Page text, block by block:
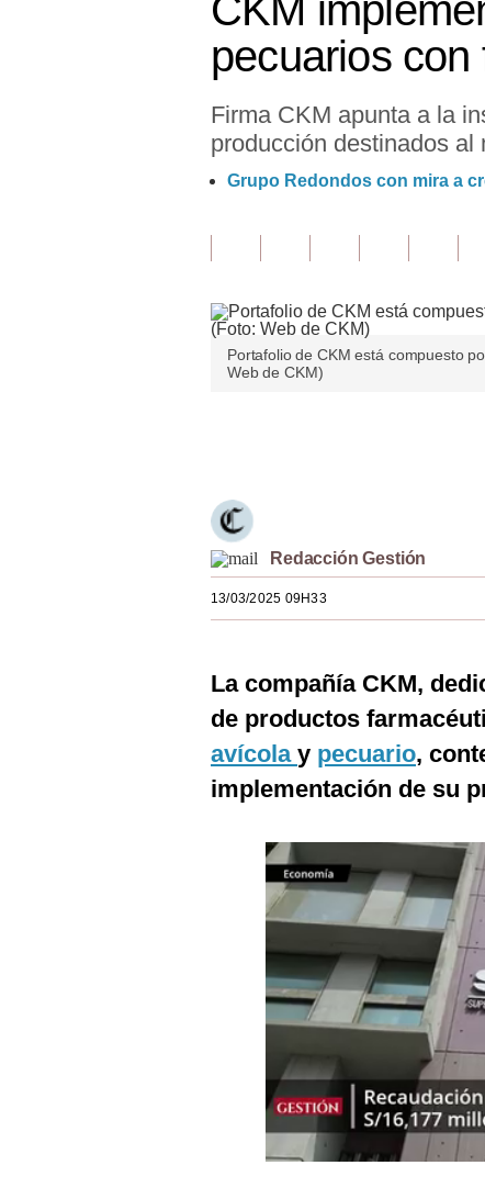
CKM
pecuarios
Firma CKM apunta a la
producción destinados
Grupo Redondos con mira a
Portafolio de CKM está compuesto
Web de CKM)
Redacción Gestión
13/03/2025 09H33
La compañía CKM,
de productos
avícola y pecuario,
implementación de su